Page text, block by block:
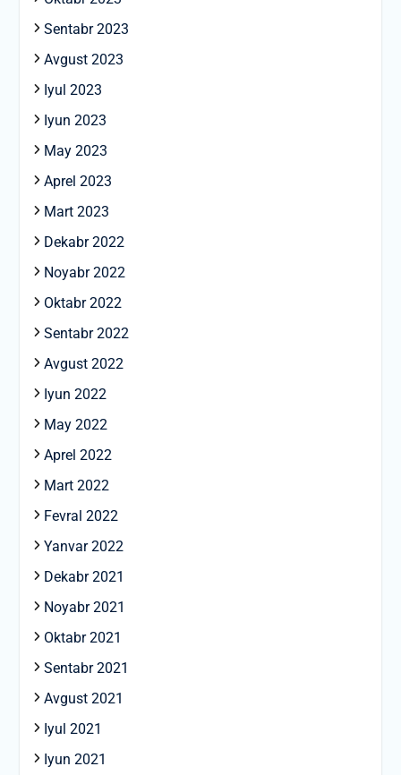
Sentabr 2023
Avgust 2023
Iyul 2023
Iyun 2023
May 2023
Aprel 2023
Mart 2023
Dekabr 2022
Noyabr 2022
Oktabr 2022
Sentabr 2022
Avgust 2022
Iyun 2022
May 2022
Aprel 2022
Mart 2022
Fevral 2022
Yanvar 2022
Dekabr 2021
Noyabr 2021
Oktabr 2021
Sentabr 2021
Avgust 2021
Iyul 2021
Iyun 2021